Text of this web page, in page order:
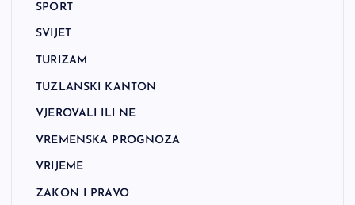
SPORT
SVIJET
TURIZAM
TUZLANSKI KANTON
VJEROVALI ILI NE
VREMENSKA PROGNOZA
VRIJEME
ZAKON I PRAVO